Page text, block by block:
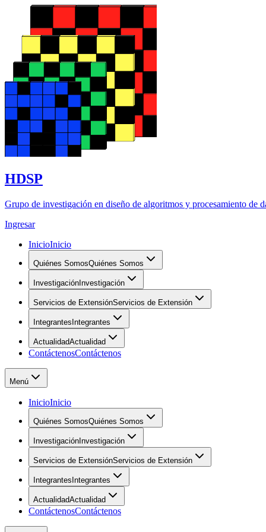
HDSP
Grupo de investigación en diseño de algoritmos y procesamiento de
Ingresar
InicioInicio
Quiénes SomosQuiénes Somos
Investigación Investigación
Servicios de ExtensiónServicios de Extensión
Integrantes Integrantes
ActualidadActualidad
ContáctenosContáctenos
Menú
InicioInicio
Quiénes SomosQuiénes Somos
Investigación Investigación
Servicios de ExtensiónServicios de Extensión
Integrantes Integrantes
ActualidadActualidad
ContáctenosContáctenos